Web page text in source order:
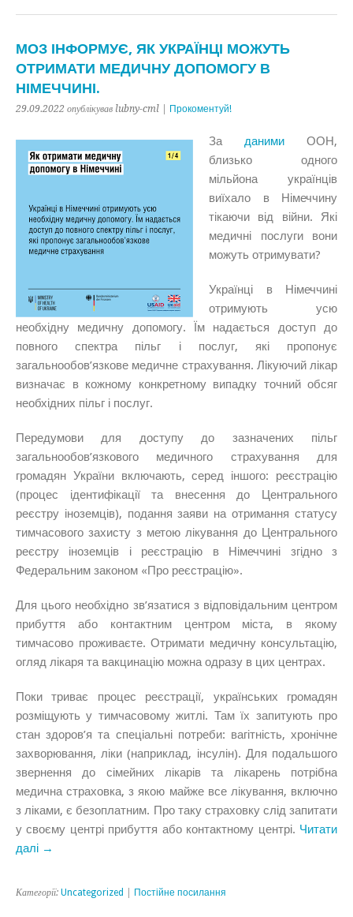
МОЗ ІНФОРМУЄ, ЯК УКРАЇНЦІ МОЖУТЬ
ОТРИМАТИ МЕДИЧНУ ДОПОМОГУ В
НІМЕЧЧИНІ.
29.09.2022 опублікував lubny-cml | Прокоментуй!
За даними ООН,
близько одного
мільйона українців
виїхало в Німеччину
тікаючи від війни. Які
медичні послуги вони
можуть отримувати?
Українці в Німеччині
отримують усю
необхідну медичну допомогу. Їм надається доступ до
повного спектра пільг і послуг, які пропонує
загальнообов’язкове медичне страхування. Лікуючий лікар
визначає в кожному конкретному випадку точний обсяг
необхідних пільг і послуг.
Передумови для доступу до зазначених пільг
загальнообов’язкового медичного страхування для
громадян України включають, серед іншого: реєстрацію
(процес ідентифікації та внесення до Центрального
реєстру іноземців), подання заяви на отримання статусу
тимчасового захисту з метою лікування до Центрального
реєстру іноземців і реєстрацію в Німеччині згідно з
Федеральним законом «Про реєстрацію».
Для цього необхідно зв’язатися з відповідальним центром
прибуття або контактним центром міста, в якому
тимчасово проживаєте. Отримати медичну консультацію,
огляд лікаря та вакцинацію можна одразу в цих центрах.
Поки триває процес реєстрації, українських громадян
розміщують у тимчасовому житлі. Там їх запитують про
стан здоров’я та спеціальні потреби: вагітність, хронічне
захворювання, ліки (наприклад, інсулін). Для подальшого
звернення до сімейних лікарів та лікарень потрібна
медична страховка, з якою майже все лікування, включно
з ліками, є безоплатним. Про таку страховку слід запитати
у своєму центрі прибуття або контактному центрі. Читати
далі →
Категорії: Uncategorized Постійне посилання